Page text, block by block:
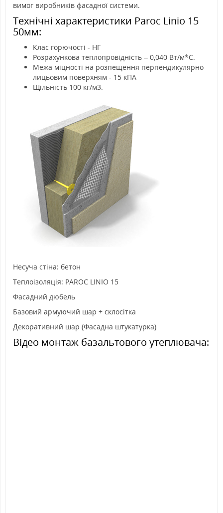
вимог виробників фасадної системи.
Технічні характеристики Paroc Linio 15
50мм:
Клас горючості - НГ
Розрахункова теплопровідність – 0,040 Вт/м*С.
Межа міцності на розпещення перпендикулярно
лицьовим поверхням - 15 кПА
Щільність 100 кг/м3.
Несуча стіна: бетон
Теплоізоляція: PAROC LINIO 15
Фасадний дюбель
Базовий армуючий шар + склосітка
Декоративний шар (Фасадна штукатурка)
Відео монтаж базальтового утеплювача: